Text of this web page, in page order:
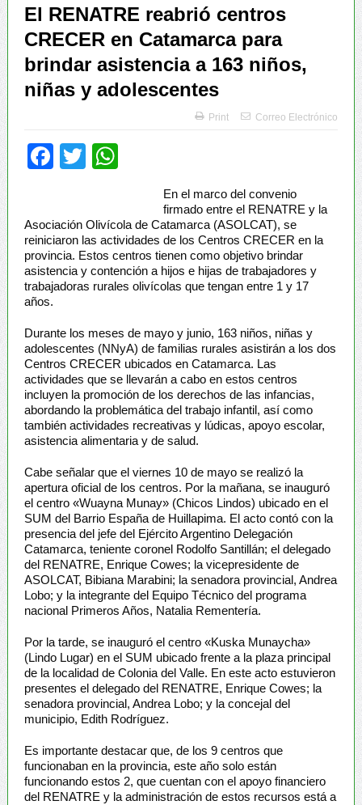
El RENATRE reabrió centros
CRECER en Catamarca para
brindar asistencia a 163 niños,
niñas y adolescentes
Print Correo Electrónico
Facebook
Twitter
En el marco del convenio
firmado entre el RENATRE y la
Asociación Olivícola de Catamarca (ASOLCAT), se
reiniciaron las actividades de los Centros CRECER en la
provincia. Estos centros tienen como objetivo brindar
asistencia y contención a hijos e hijas de trabajadores y
trabajadoras rurales olivícolas que tengan entre 1 y 17
años.
Durante los meses de mayo y junio, 163 niños, niñas y
adolescentes (NNyA) de familias rurales asistirán a los dos
Centros CRECER ubicados en Catamarca. Las
actividades que se llevarán a cabo en estos centros
incluyen la promoción de los derechos de las infancias,
abordando la problemática del trabajo infantil, así como
también actividades recreativas y lúdicas, apoyo escolar,
asistencia alimentaria y de salud.
Cabe señalar que el viernes 10 de mayo se realizó la
apertura oficial de los centros. Por la mañana, se inauguró
el centro «Wuayna Munay» (Chicos Lindos) ubicado en el
SUM del Barrio España de Huillapima. El acto contó con la
presencia del jefe del Ejército Argentino Delegación
Catamarca, teniente coronel Rodolfo Santillán; el delegado
del RENATRE, Enrique Cowes; la vicepresidente de
ASOLCAT, Bibiana Marabini; la senadora provincial, Andrea
Lobo; y la integrante del Equipo Técnico del programa
nacional Primeros Años, Natalia Rementería.
Por la tarde, se inauguró el centro «Kuska Munaycha»
(Lindo Lugar) en el SUM ubicado frente a la plaza principal
de la localidad de Colonia del Valle. En este acto estuvieron
presentes el delegado del RENATRE, Enrique Cowes; la
senadora provincial, Andrea Lobo; y la concejal del
municipio, Edith Rodríguez.
Es importante destacar que, de los 9 centros que
funcionaban en la provincia, este año solo están
funcionando estos 2, que cuentan con el apoyo financiero
del RENATRE y la administración de estos recursos está a